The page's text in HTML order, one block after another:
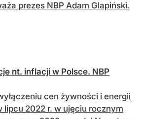
prezes NBP Adam Glapiński.
nt. inflacji w Polsce. NBP
cen żywności i energii
lipcu 2022 r. w ujęciu rocznym